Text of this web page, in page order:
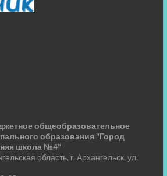
общеобразовательное
образования "Город
школа №4"
область, г. Архангельск, ул.